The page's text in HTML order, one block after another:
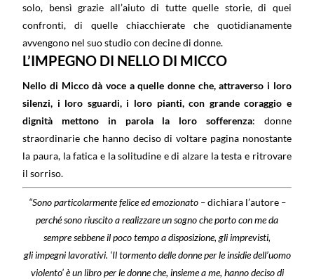
solo, bensì grazie all’aiuto di tutte quelle storie, di quei
confronti, di quelle chiacchierate che quotidianamente
avvengono nel suo studio condecine di donne.
L’IMPEGNO DI NELLO DI MICCO
Nello di Micco dà voce a quelle donne che, attraverso i loro
silenzi, i loro sguardi, i loro pianti, con grande coraggio e
dignità mettono in parola la loro sofferenza: donne
straordinarie che hanno deciso di voltare pagina nonostante
la paura, la fatica e la solitudine e di alzare la testa e ritrovare
il sorriso.
“Sono particolarmente felice ed emozionato –dichiara l’autore–
perché sono riuscito a realizzare un sogno che porto con me da
sempre sebbene il poco tempo a disposizione, gli imprevisti,
gli impegni lavorativi. ‘Il tormento delle donne per le insidie dell’uomo
violento’ è un libro per le donne che, insieme a me, hanno deciso di